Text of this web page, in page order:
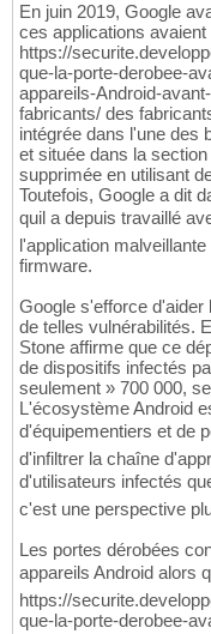
En juin 2019, Google
ces applications
https://
que-la-porte-derobee-
appareils-Android-
fabricants/ des
intégrée dans l'une des
et située dans la
supprimée en utilisant
Toutefois, Google a dit
quil a depuis travaillé
l'application
firmware.
Google s'efforce
de telles vulnérabilités.
Stone affirme que ce
de dispositifs infectés
seulement » 700 000,
L'écosystème Android
d'équipementiers et de
d'infiltrer la chaîne
d'utilisateurs infectés
c'est une perspective
Les portes dérobées
appareils Android alors
https://
que-la-porte-derobee-